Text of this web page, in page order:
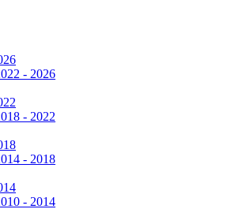
- 2026
- 2022
- 2018
- 2014